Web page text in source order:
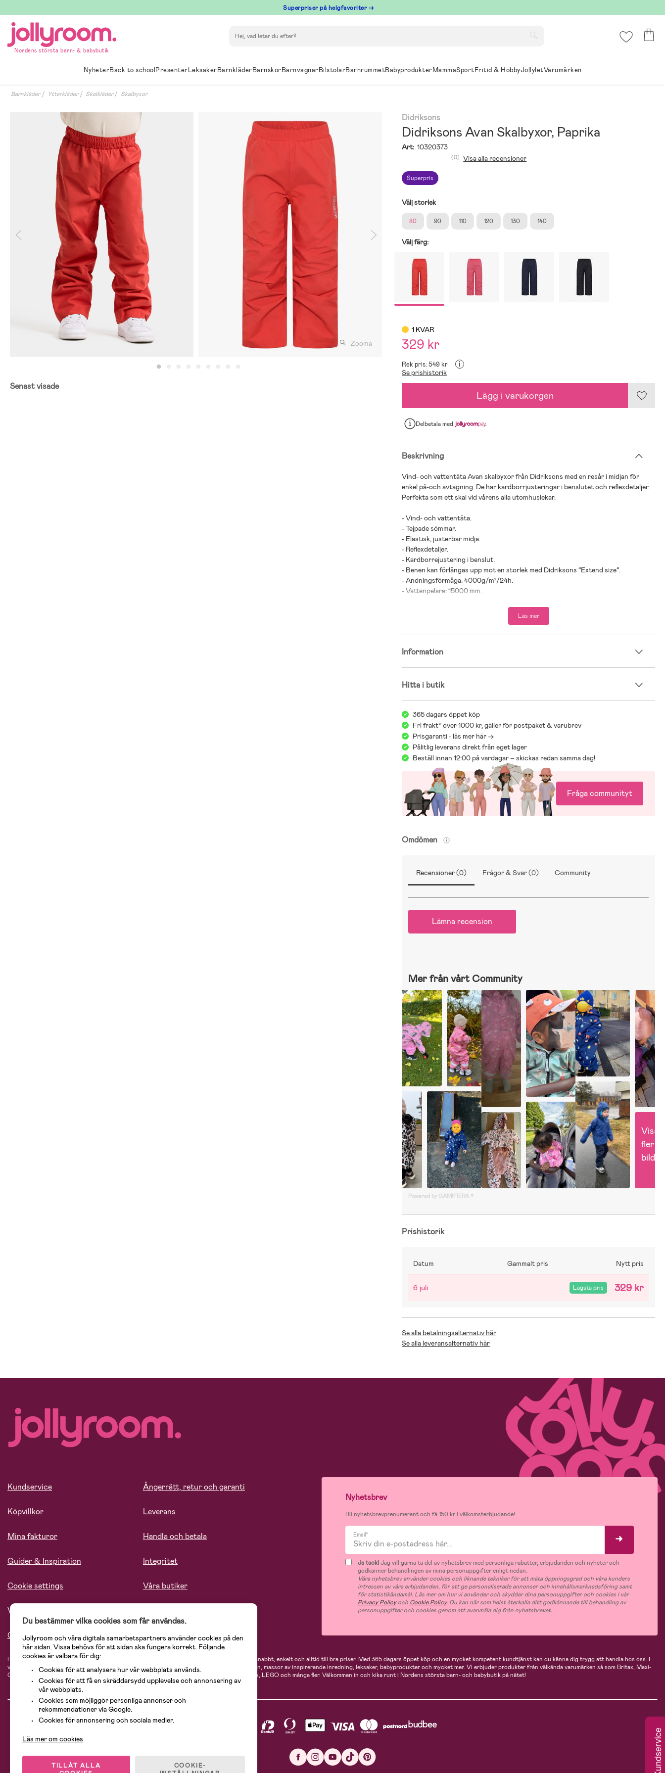
till
innehållet
Superpriser på helgfavoriter →
Nordens största barn- & babybutik
NyheterBack to schoolPresenterLeksakerBarnkläderBarnskorBarnvagnarBilstolarBarnrummetBabyprodukterMammaSportFritid & HobbyJollyletVarumärken
Barnkläder Ytterkläder Skalkläder Skalbyxor
Zooma
Senast visade
Didriksons
Didriksons Avan Skalbyxor, Paprika
Art: 10320373
Superpris
(0) Visa alla recensioner
Välj storlek
80 90 110 120 130 140
Välj färg:
1 KVAR
329 kr
Rek pris: 549 kr i
Se prishistorik
Lägg i varukorgen
Delbetalamed
Beskrivning
Vind- och vattentäta Avan skalbyxor från Didriksons med en resår i midjan för
enkel på-och avtagning. De har kardborrjusteringar i benslutet och reflexdetaljer.
Perfekta som ett skal vid vårens alla utomhuslekar.
- Vind- och vattentäta.
- Tejpade sömmar.
- Elastisk, justerbar midja.
- Reflexdetaljer.
- Kardborrejustering i benslut.
- Benen kan förlängas upp mot en storlek med Didriksons ”Extend size”.
- Andningsförmåga: 4000g/m²/24h.
- Vattenpelare: 15000 mm.
Läs mer
Information
Hitta i butik
365 dagars öppet köp
Fri frakt* över 1000 kr, gäller för postpaket & varubrev
Prisgaranti - läs mer här ->
Pålitlig leverans direkt från eget lager
Beställ innan 12:00 på vardagar – skickas redan samma dag!
Fråga communityt
Omdömen
Recensioner (0) Frågor & Svar (0) Community
Lämna recension
Mer från vårt Community
Visa
fler
bilder
Powered by GAMIFIERA.®
Prishistorik
Datum Gammalt pris Nytt pris
6 juli Lägsta pris 329 kr
Se alla betalningsalternativ här
Se alla leveransalternativ här
Kundservice
Köpvillkor
Mina fakturor
Guider & Inspiration
Cookie settings
Vårt ansvar
Om oss
Ångerrätt, retur och garanti
Leverans
Handla och betala
Integritet
Våra butiker
Nyhetsbrev
Bli nyhetsbrevprenumerant och få 150 kr i välkomsterbjudande!
Email*
Ja tack!Jag vill gärna ta del av nyhetsbrev med personliga rabatter, erbjudanden och nyheter och
godkänner behandlingen av mina personuppgifter enligt nedan.
Våra nyhetsbrev använder cookies och liknande tekniker för att mäta öppningsgrad och våra kunders
intressen av våra erbjudanden, för att ge personaliserade annonser och innehållsmarknadsföring samt
för statistikändamål. Läs mer om hur vi använder och skyddar dina personuppgifter och cookies i vår
Privacy Policyoch Cookie Policy. Du kan när som helst återkalla ditt godkännande till behandling av
personuppgifter och cookies genom att avanmäla dig från nyhetsbrevet.
På Jollyroom.se hittar du ett stort utbud av produkter för barnfamiljen. Hos oss handlar du snabbt, enkelt och alltid till bra priser. Med 365 dagars öppet köp och en mycket kompetent kundtjänst kan du känna dig trygg att handla hos oss. I
vårt sortiment hittar du barnvagnar, bilstolar, kläder för barn och baby, produkter för mamman, massor av inspirerande inredning, leksaker, babyprodukter och mycket mer. Vi erbjuder produkter från välkända varumärken så som Britax, Maxi-
Cosi, Baby Jogger, BabyBjörn, Didriksons, KidKraft, Ergobaby, Philips Avent, Neonate, Cybex, LEGO och många fler. Välkommen in och kika runt i Nordens största barn- och babybutik på nätet!
Du bestämmer vilka cookies som får användas.
Jollyroom och våra digitala samarbetspartners använder cookies på den
här sidan. Vissa behövs för att sidan ska fungera korrekt. Följande
cookies är valbara för dig:
Cookies för att analysera hur vår webbplats används.
Cookies för att få en skräddarsydd upplevelse och annonsering av
vår webbplats.
Cookies som möjliggör personliga annonser och
rekommendationer via Google.
Cookies för annonsering och sociala medier.
Läs mer om cookies
TILLÅT ALLA
COOKIE-
Kundservice